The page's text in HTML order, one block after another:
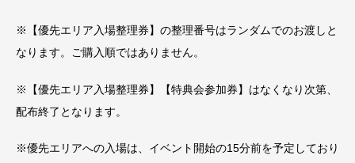
※【優先エリア入場整理券】の整理番号はランダムでのお渡しと
なります。ご購入順ではありません。
※【優先エリア入場整理券】【特典会参加券】はなくなり次第、
配布終了となります。
※優先エリアへの入場は、イベント開始の15分前を予定しており